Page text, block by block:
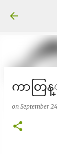
ကာတြန္
on September